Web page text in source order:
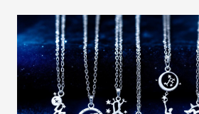
ce temps caché des...